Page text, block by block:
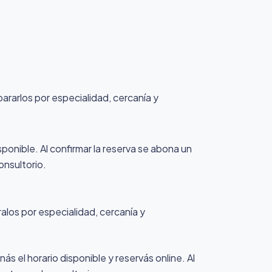
por especialidad, cercanía y
Al confirmar la reserva se abona un
por especialidad, cercanía y
el horario disponible y reservás online. Al